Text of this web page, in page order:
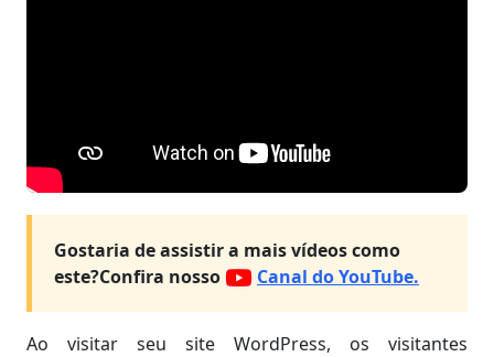
Gostaria de assistir a mais vídeos como
este?Confira nosso Canal do YouTube.
Ao visitar seu site WordPress, os visitantes